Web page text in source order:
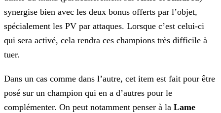
synergise bien avec les deux bonus offerts par l’objet,
spécialement les PV par attaques. Lorsque c’est celui-ci
qui sera activé, cela rendra ces champions très difficile à
tuer.
Dans un cas comme dans l’autre, cet item est fait pour être
posé sur un champion qui en a d’autres pour le
complémenter. On peut notamment penser à la Lame